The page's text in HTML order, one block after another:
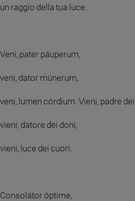
un raggio della tua luce.
Veni, pater páuperum,
veni, dator múnerum,
veni, lumen córdium. Vieni, padre
vieni, datore dei doni,
vieni, luce dei cuori.
Consolátor óptime,